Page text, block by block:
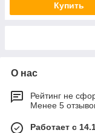
Купить
О нас
Рейтинг не
Менее 5
Работает с